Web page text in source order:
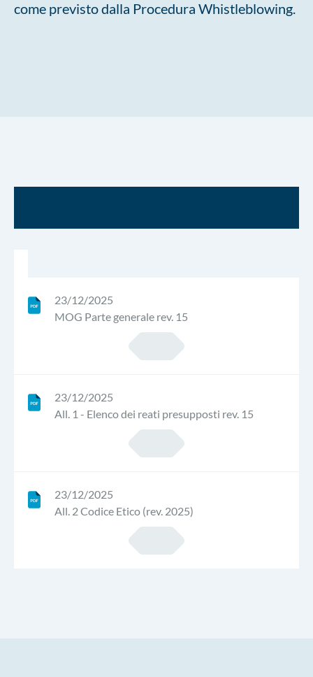
come previsto dalla Procedura Whistleblowing.
23/12/2025
MOG Parte generale rev. 15
23/12/2025
All. 1 - Elenco dei reati presupposti rev. 15
23/12/2025
All. 2 Codice Etico (rev. 2025)